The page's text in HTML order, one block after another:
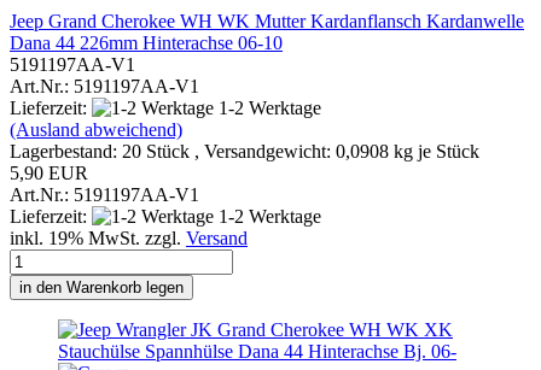
Jeep Grand Cherokee WH WK Mutter Kardanflansch Kardanwelle
Dana 44 226mm Hinterachse 06-10
5191197AA-V1
Art.Nr.: 5191197AA-V1
Lieferzeit:
1-2 Werktage
(Ausland abweichend)
Lagerbestand: 20 Stück , Versandgewicht: 0,0908 kg je Stück
5,90 EUR
Art.Nr.: 5191197AA-V1
Lieferzeit:
1-2 Werktage
inkl. 19% MwSt. zzgl. Versand
in den Warenkorb legen